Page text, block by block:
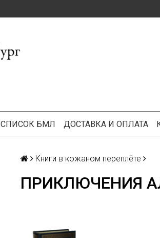
СПИСОК БМЛ ДОСТАВКА И ОПЛАТА
Книги в кожаном переплёте
ПРИКЛЮЧЕНИЯ